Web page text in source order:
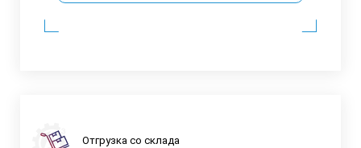
Отгрузка со склада